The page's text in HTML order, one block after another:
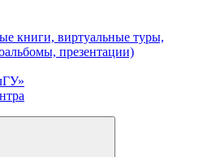
книги, виртуальные туры,
презентации)